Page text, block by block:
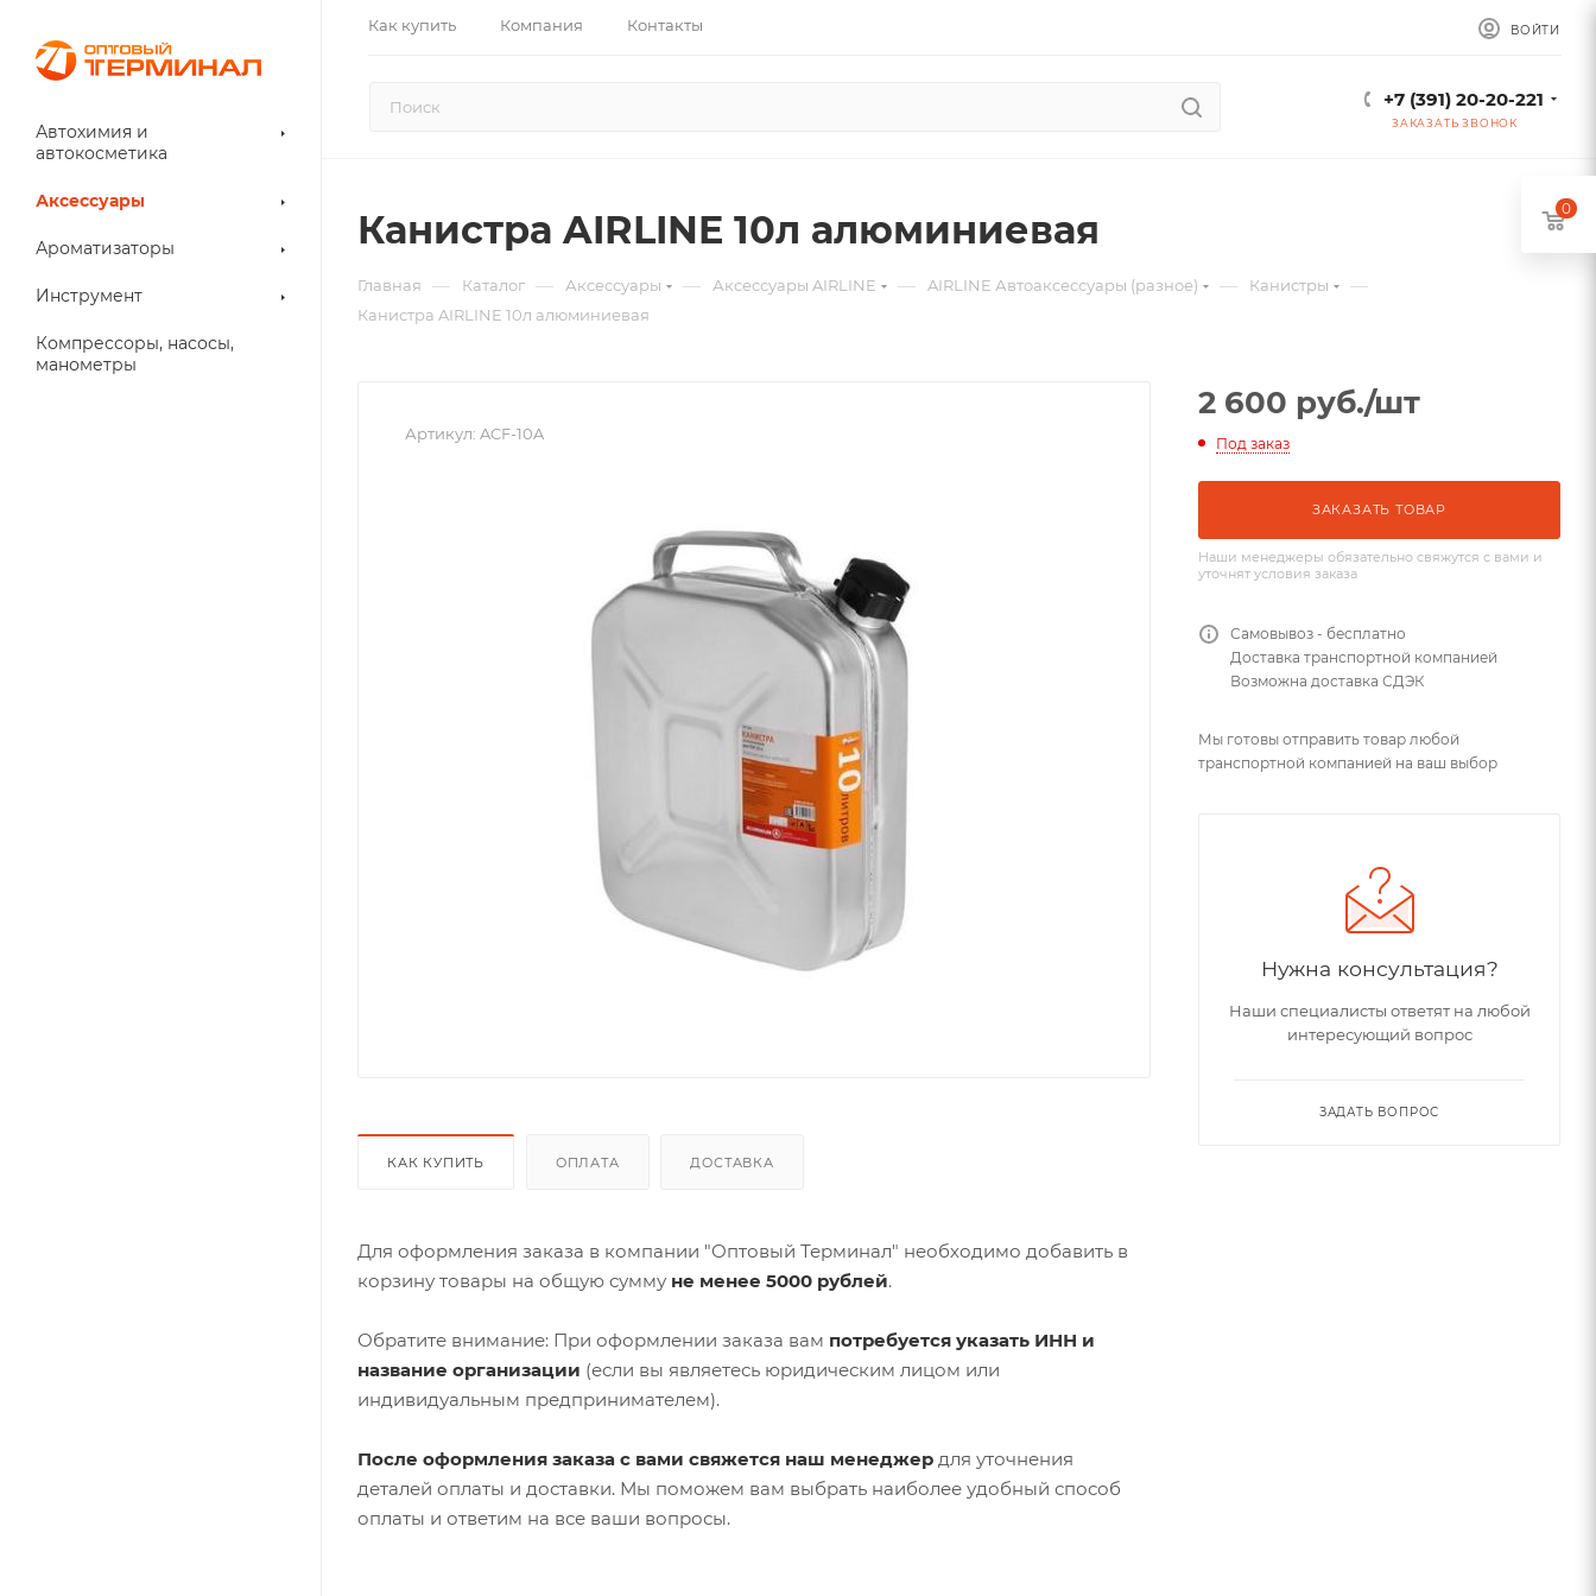
Как купить Компания Контакты ВОЙТИ
+7 (391) 20-20-221
ЗАКАЗАТЬ ЗВОНОК
Автохимия и
автокосметика
Аксессуары
Ароматизаторы
Инструмент
Компрессоры, насосы,
манометры
Канистра AIRLINE 10л алюминиевая
Главная — Каталог — Аксессуары — Аксессуары AIRLINE — AIRLINE Автоаксессуары (разное) — Канистры —
Канистра AIRLINE 10л алюминиевая
Артикул: ACF-10A
КАК КУПИТЬ ОПЛАТА ДОСТАВКА
Для оформления заказа в компании "Оптовый Терминал" необходимо добавить в
корзину товары на общую сумму не менее 5000 рублей.
Обратите внимание: При оформлении заказа вам потребуется указать ИНН и
название организации (если вы являетесь юридическим лицом или
индивидуальным предпринимателем).
После оформления заказа с вами свяжется наш менеджер для уточнения
деталей оплаты и доставки. Мы поможем вам выбрать наиболее удобный способ
оплаты и ответим на все ваши вопросы.
2 600 руб./шт
Под заказ
ЗАКАЗАТЬ ТОВАР
Наши менеджеры обязательно свяжутся с вами и
уточнят условия заказа
Самовывоз - бесплатно
Доставка транспортной компанией
Возможна доставка СДЭК
Мы готовы отправить товар любой
транспортной компанией на ваш выбор
Нужна консультация?
Наши специалисты ответят на любой
интересующий вопрос
ЗАДАТЬ ВОПРОС
0